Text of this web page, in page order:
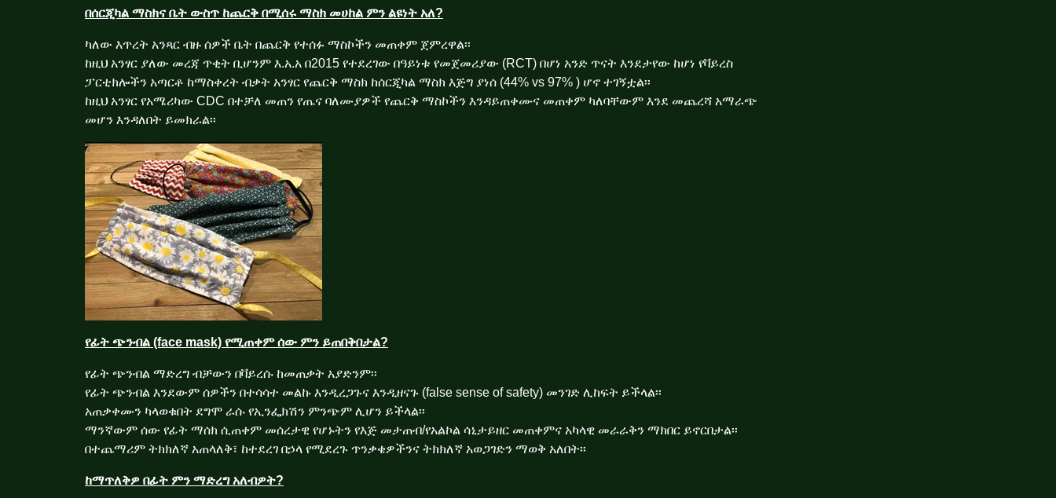
በሰርጂካል ማስክና ቤት ውስጥ ከጨርቅ በሚሰሩ ማስክ መሀከል ምን ልዩነት አለ?
ካለው እጥረት አንጻር ብዙ ሰዎች ቤት በጨርቅ የተሰፉ ማስኮችን መጠቀም ጀምረዋል፡፡
ከዚህ አንፃር ያለው መረጃ ጥቂት ቢሆንም እ.አ.አ በ2015 የተደረገው በዓይነቱ የመጀመሪያው (RCT) በሆነ አንድ ጥናት እንደታየው ከሆነ የቫይረስ
ፓርቲክሎችን አጣርቶ ከማስቀረት ብቃት አንፃር የጨርቅ ማስክ ከሰርጂካል ማስክ እጅግ ያነሰ (44% vs 97% ) ሆኖ ተገኝቷል፡፡
ከዚህ አንፃር የአሜሪካው CDC በተቻለ መጠን የጤና ባለሙያዎች የጨርቅ ማስኮችን እንዳይጠቀሙና መጠቀም ካለባቸውም እንደ መጨረሻ አማራጭ
መሆን እንዳለበት ይመክራል፡፡
የፊት ጭንብል (face mask) የሚጠቀም ሰው ምን ይጠበቅበታል?
የፊት ጭንብል ማድረግ ብቻውን በቫይረሱ ከመጠቃት አያድንም፡፡
የፊት ጭንብል እንደውም ሰዎችን በተሳሳተ መልኩ እንዲረጋጉና እንዲዘናጉ (false sense of safety) መንገድ ሊከፍት ይችላል፡፡
አጠቃቀሙን ካላወቁበት ደግሞ ራሱ የኢንፌክሽን ምንጭም ሊሆን ይችላል፡፡
ማንኛውም ሰው የፊት ማሰክ ሲጠቀም መሰረታዊ የሆኑትን የእጅ መታጠብ/የአልኮል ሳኒታይዘር መጠቀምና አካላዊ መራራቅን ማክበር ይኖርበታል፡፡
በተጨማሪም ትክክለኛ አጠላለቅ፣ ከተደረገ በኃላ የሚደረጉ ጥንቃቄዎችንና ትክክለኛ አወጋገድን ማወቅ አለበት፡፡
ከማጥለቅዎ በፊት ምን ማድረግ አለብዎት?